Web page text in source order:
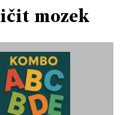
mozek